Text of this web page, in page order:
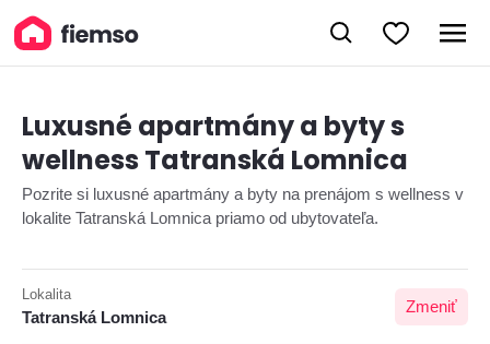
Luxusné apartmány a byty s
wellness Tatranská Lomnica
Pozrite si luxusné apartmány a byty na prenájom s wellness v
lokalite Tatranská Lomnica priamo od ubytovateľa.
Lokalita
Tatranská Lomnica
Zmeniť